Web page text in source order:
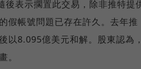
後表示擱置此交易，除非推特提
假帳號問題已存在許久。去年推
以8.095億美元和解。股東認為
。